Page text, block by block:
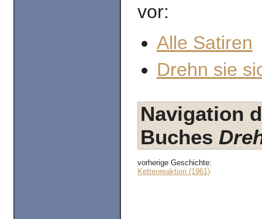
vor:
Alle Satiren
Drehn sie
Navigation
Buches
vorherige Geschichte:
Kettenreaktion (1961)